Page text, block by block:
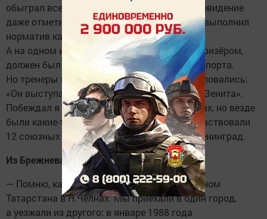
обыграл всех соперников. Ульяновское телевидение
даже отметило мой успех. Тогда я впервые выполнил
норматив кандидата в мастера спорта.
А на одном из турниров стал серебряным призёром,
должен был получить уже звание мастера спорта.
Но тренеры конкурирующей команды пожаловались:
«Он выступает за «Буревестник», а сам из «Зенита».
Побеждал я и на других мастерских турнирах, но везде
были какие-то условия, например, чтобы участвовали
12 союзных республик, плюс Москва или Ленинград.
Из Брежнева в Челны
— Помню, как последний раз я стал чемпионом
Татарстана в Н.Челнах. Мы приехали в один город,
а уезжали из другого: в январе 1988 года